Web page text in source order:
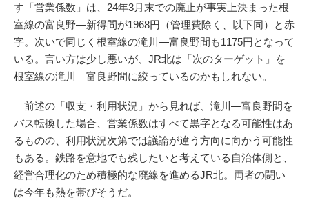
す「営業係数」は、24年3月末での廃止が事実上決まった根
室線の富良野―新得間が1968円（管理費除く、以下同）と赤
字。次いで同じく根室線の滝川―富良野間も1175円となって
いる。言い方は少し悪いが、JR北は「次のターゲット」を
根室線の滝川―富良野間に絞っているのかもしれない。
前述の「収支・利用状況」から見れば、滝川―富良野間を
バス転換した場合、営業係数はすべて黒字となる可能性はあ
るものの、利用状況次第では議論が違う方向に向かう可能性
もある。鉄路を意地でも残したいと考えている自治体側と、
経営合理化のため積極的な廃線を進めるJR北。両者の闘い
は今年も熱を帯びそうだ。